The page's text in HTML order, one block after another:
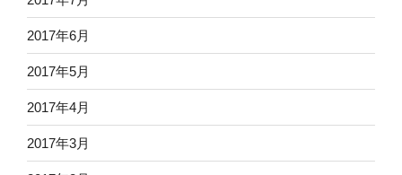
2017年6月
2017年5月
2017年4月
2017年3月